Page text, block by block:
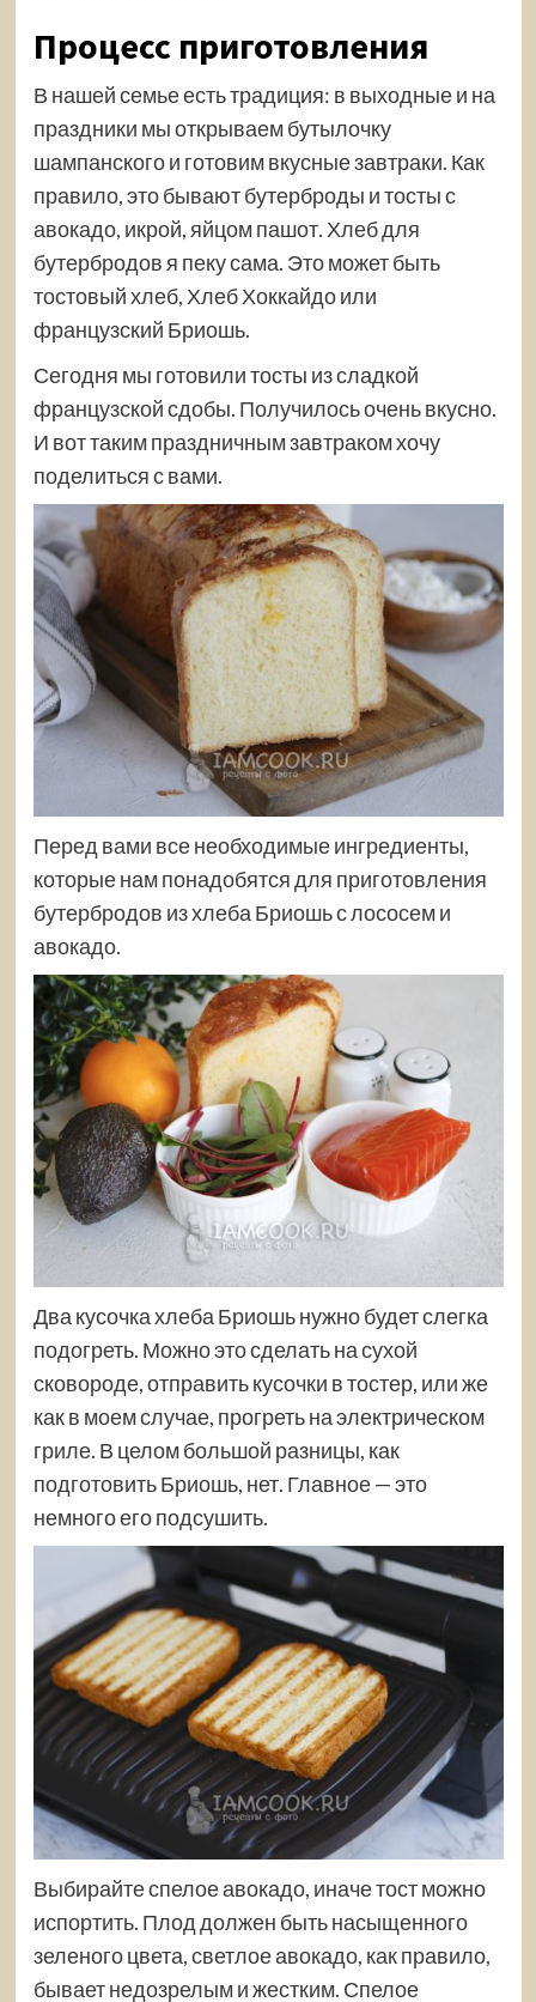
Процесс приготовления
В нашей семье есть традиция: в выходные и на
праздники мы открываем бутылочку
шампанского и готовим вкусные завтраки. Как
правило, это бывают бутерброды и тосты с
авокадо, икрой, яйцом пашот. Хлеб для
бутербродов я пеку сама. Это может быть
тостовый хлеб, Хлеб Хоккайдо или
французский Бриошь.
Сегодня мы готовили тосты из сладкой
французской сдобы. Получилось очень вкусно.
И вот таким праздничным завтраком хочу
поделиться с вами.
Перед вами все необходимые ингредиенты,
которые нам понадобятся для приготовления
бутербродов из хлеба Бриошь с лососем и
авокадо.
Два кусочка хлеба Бриошь нужно будет слегка
подогреть. Можно это сделать на сухой
сковороде, отправить кусочки в тостер, или же
как в моем случае, прогреть на электрическом
гриле. В целом большой разницы, как
подготовить Бриошь, нет. Главное — это
немного его подсушить.
Выбирайте спелое авокадо, иначе тост можно
испортить. Плод должен быть насыщенного
зеленого цвета, светлое авокадо, как правило,
бывает недозрелым и жестким. Спелое